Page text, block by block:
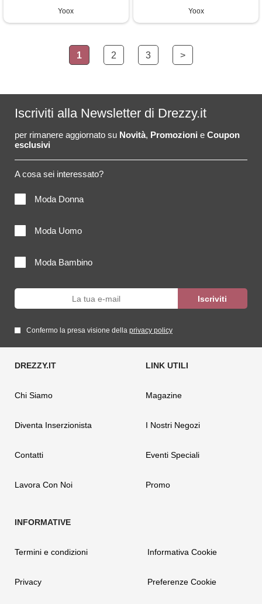
Yoox
Yoox
1 2 3 >
Iscriviti alla Newsletter di Drezzy.it
per rimanere aggiornato su Novità, Promozioni e Coupon
esclusivi
A cosa sei interessato?
Moda Donna
Moda Uomo
Moda Bambino
Confermo la presa visione della privacy policy
Chi Siamo
Diventa Inserzionista
Contatti
Lavora Con Noi
Magazine
I Nostri Negozi
Eventi Speciali
Promo
Termini e condizioni
Privacy
Informativa Cookie
Preferenze Cookie